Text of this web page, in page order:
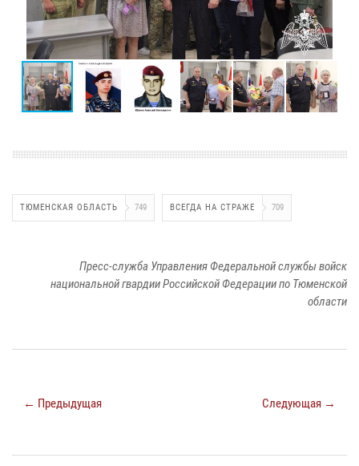
ТЮМЕНСКАЯ ОБЛАСТЬ 749 ВСЕГДА НА СТРАЖЕ 709
Пресс-служба Управления Федеральной службы войск
национальной гвардии Российской Федерации по Тюменской
области
← Предыдущая Следующая →